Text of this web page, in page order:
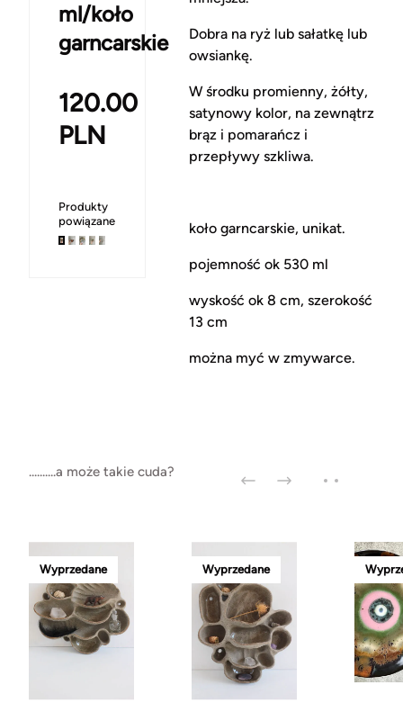
ml/koło
garncarskie
120.00
PLN
Produkty
powiązane
Dobra na ryż lub sałatkę lub
owsiankę.
W środku promienny, żółty,
satynowy kolor, na zewnątrz
brąz i pomarańcz i
przepływy szkliwa.
koło garncarskie, unikat.
pojemność ok 530 ml
wyskość ok 8 cm, szerokość
13 cm
można myć w zmywarce.
..........a może takie cuda?
Wyprzedane Wyprzedane